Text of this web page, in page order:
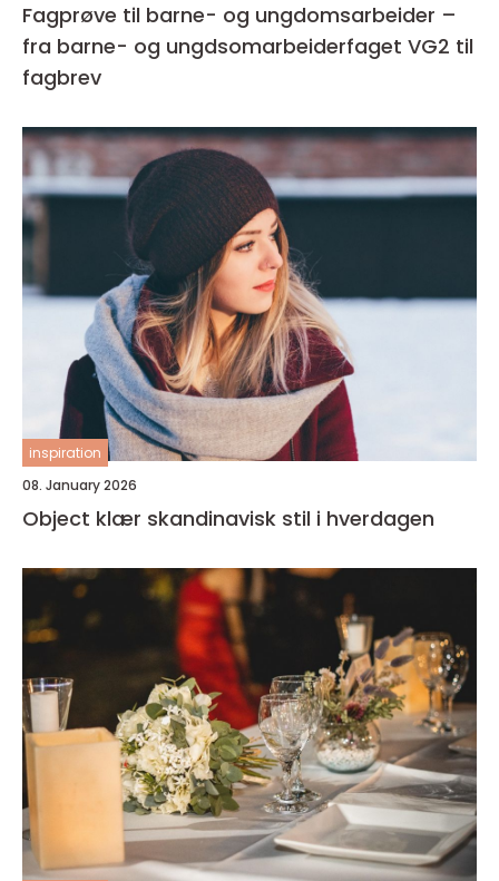
Fagprøve til barne- og ungdomsarbeider –
fra barne- og ungdsomarbeiderfaget VG2 til
fagbrev
inspiration
08. January 2026
Object klær skandinavisk stil i hverdagen